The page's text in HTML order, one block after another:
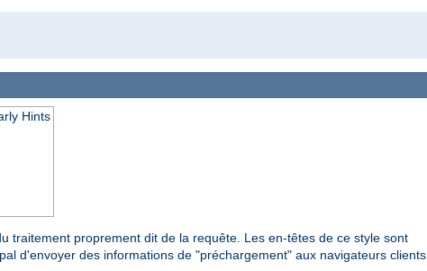
Hints
traitement proprement dit de la requête. Les en-têtes de ce style sont
d'envoyer des informations de "préchargement" aux navigateurs clients.